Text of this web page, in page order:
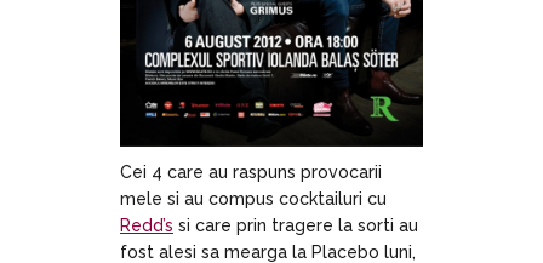
Cei 4 care au raspuns provocarii
mele si au compus cocktailuri cu
Redd’s si care prin tragere la sorti au
fost alesi sa mearga la Placebo luni,